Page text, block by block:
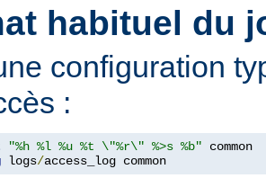
habituel du
configuration
:
"%h %l %u %t \"%r\" %>s %b"
logs/access_log common